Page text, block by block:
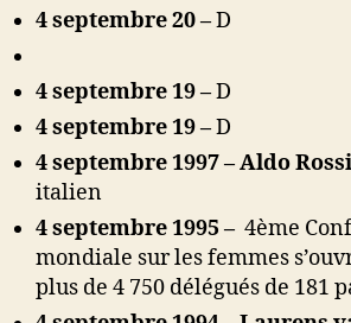
4 septembre 20 –D
4 septembre 19 –D
4 septembre 19 –D
4 septembre 1997 –Aldo Rossi
italien
4 septembre 1995 – 4ème
mondiale sur les femmes
plus de 4 750 délégués de 181